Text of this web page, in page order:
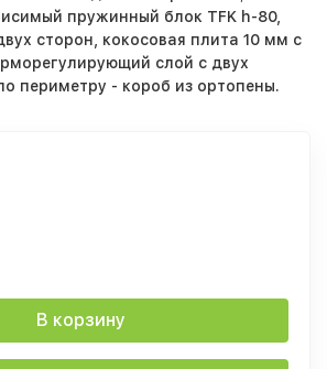
пружинный блок TFK h-80,
сторон, кокосовая плита 10 мм с
слой с двух
периметру - короб из ортопены.
В корзину